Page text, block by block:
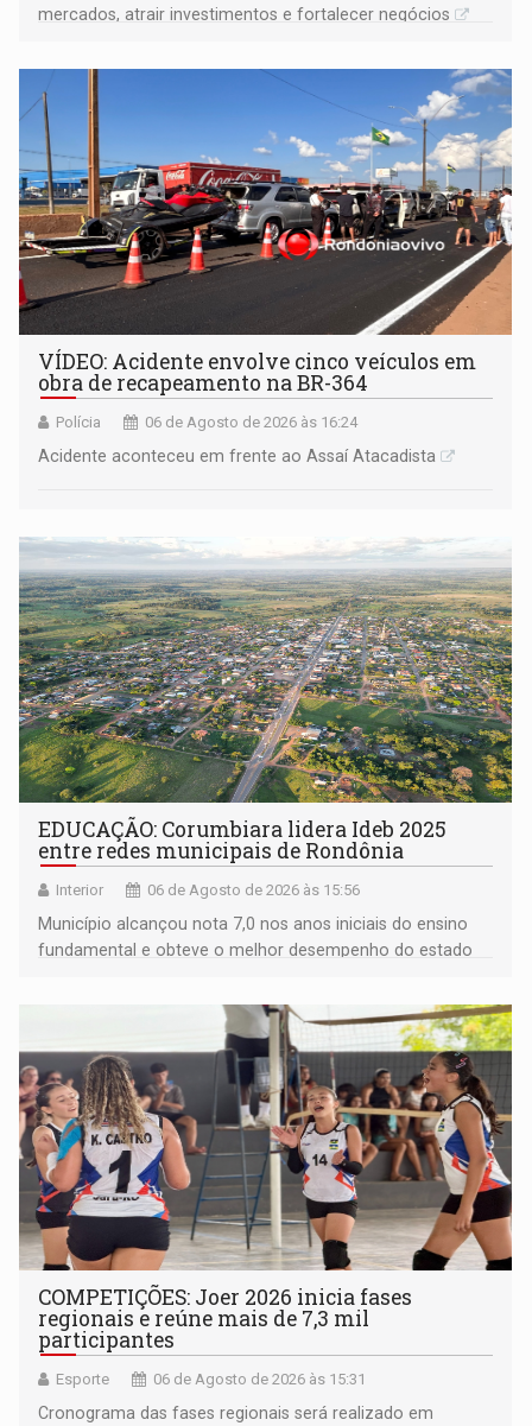
mercados, atrair investimentos e fortalecer negócios
VÍDEO: Acidente envolve cinco veículos em
obra de recapeamento na BR-364
Polícia 06 de Agosto de 2026 às 16:24
Acidente aconteceu em frente ao Assaí Atacadista
EDUCAÇÃO: Corumbiara lidera Ideb 2025
entre redes municipais de Rondônia
Interior 06 de Agosto de 2026 às 15:56
Município alcançou nota 7,0 nos anos iniciais do ensino
fundamental e obteve o melhor desempenho do estado
COMPETIÇÕES: Joer 2026 inicia fases
regionais e reúne mais de 7,3 mil
participantes
Esporte 06 de Agosto de 2026 às 15:31
Cronograma das fases regionais será realizado em